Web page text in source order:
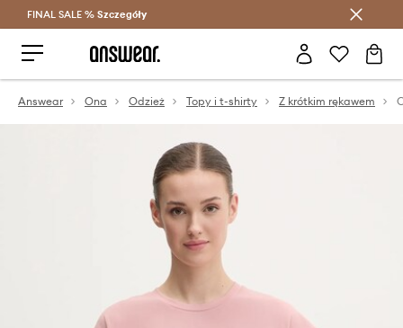
Oszczędzaj z Answear Club >
FINAL SALE % Szczegóły
Answear Ona Odzież Topy i t-shirty Z krótkim rękawem